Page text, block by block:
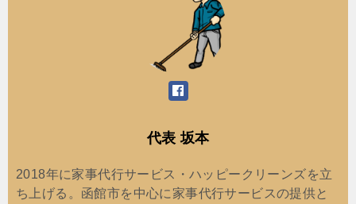
代表 坂本
2018年に家事代行サービス・ハッピークリーンズを立
ち上げる。函館市を中心に家事代行サービスの提供と